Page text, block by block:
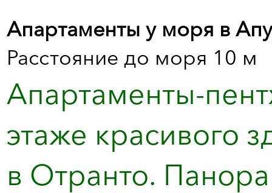
Апартаменты у моря в
Расстояние до моря 10 м
Апартаменты-
этаже красивого
в Отранто.